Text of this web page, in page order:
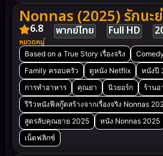
Nonnas (2025) รักนะ
6.8 พากย์ไทย Full HD
หมวดหมู่
Based on a True Story เรื่องจริง
Family ครอบครัว
ดูหนัง Netflix หนังปี
การทำอาหาร
คุณย่า นิวยอร์ก
ร้านอ
รีวิวหนังฟีลกู๊ดสร้างจากเรื่องจริง Nonnas
สูตรลับคุณยาย 2025
หนัง Nonnas 2025
เน็ตฟลิกซ์